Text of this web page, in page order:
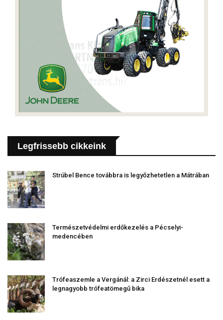
Legfrissebb cikkeink
Strúbel Bence továbbra is legyőzhetetlen a Mátrában
Természetvédelmi erdőkezelés a Pécselyi-
medencében
Trófeaszemle a Vergánál: a Zirci Erdészetnél esett a
legnagyobb trófeatömegű bika